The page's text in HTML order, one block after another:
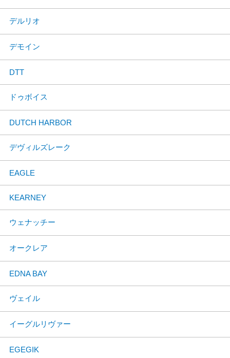
デルリオ
デモイン
DTT
ドゥボイス
DUTCH HARBOR
デヴィルズレーク
EAGLE
KEARNEY
ウェナッチー
オークレア
EDNA BAY
ヴェイル
イーグルリヴァー
EGEGIK